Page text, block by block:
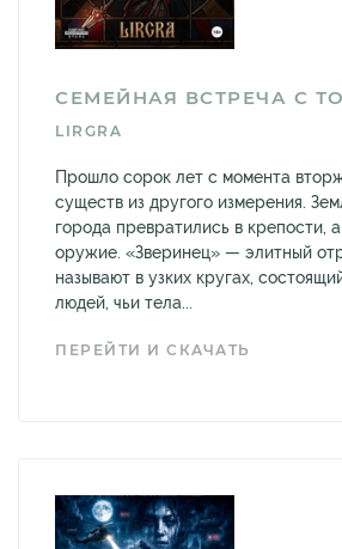
СЕМЕЙНАЯ ВСТРЕЧА С
LIRGRA
Прошло сорок лет с момента
существ из другого измерения.
города превратились в крепости,
оружие. «Зверинец» — элитный
называют в узких кругах,
людей, чьи тела...
ПЕРЕЙТИ И СКАЧАТЬ